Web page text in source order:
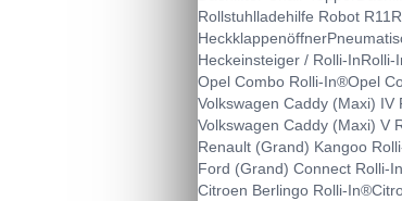
Rollstuhlladehilfe Robot R11
Heckklappenöffner
Heckeinsteiger / Rolli-InRolli-
Opel Combo Rolli-In®Opel
Volkswagen Caddy (Maxi) IV
Volkswagen Caddy (Maxi) V
Renault (Grand) Kangoo
Ford (Grand) Connect Rolli-
Citroen Berlingo Rolli-In®